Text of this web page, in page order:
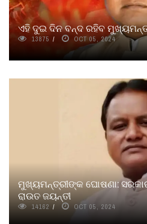
ଏହି ଦୁଇ ଦିନ ବନ୍ଦ ରହିବ
13875 OCT 05, 2024
ମୁଖ୍ୟମନ୍ତ୍ରୀଙ୍କ ଘୋଷଣା:
ରାଉତ ଜୟନ୍ତୀ
14162 OCT 05, 2024